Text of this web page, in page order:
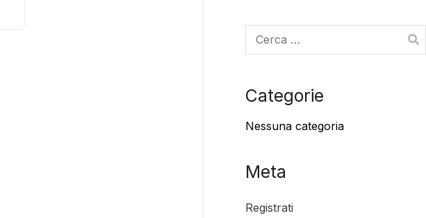
Categorie
Nessuna categoria
Meta
Registrati